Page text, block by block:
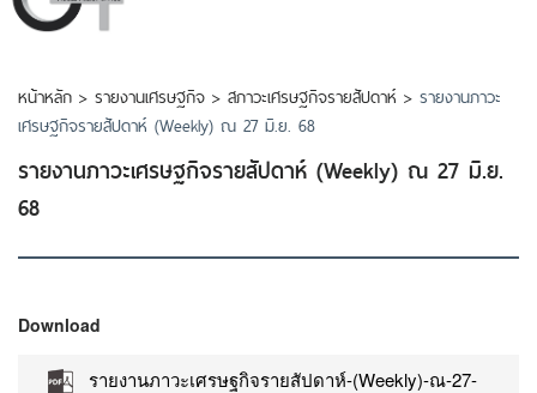
หน้าหลัก > รายงานเศรษฐกิจ > สภาวะเศรษฐกิจรายสัปดาห์ > รายงานภาวะ
เศรษฐกิจรายสัปดาห์ (Weekly) ณ 27 มิ.ย. 68
รายงานภาวะเศรษฐกิจรายสัปดาห์ (Weekly) ณ 27 มิ.ย.
68
Download
รายงานภาวะเศรษฐกิจรายสัปดาห์-(Weekly)-ณ-27-